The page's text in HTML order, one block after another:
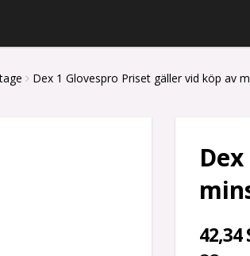
Dex 1 Glovespro Priset gäller vid köp av
42,34